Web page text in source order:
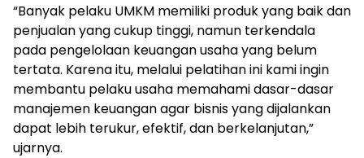
“Banyak pelaku UMKM memiliki produk yang baik dan
penjualan yang cukup tinggi, namun terkendala
pada pengelolaan keuangan usaha yang belum
tertata. Karena itu, melalui pelatihan ini kami ingin
membantu pelaku usaha memahami dasar-dasar
manajemen keuangan agar bisnis yang dijalankan
dapat lebih terukur, efektif, dan berkelanjutan,”
ujarnya.